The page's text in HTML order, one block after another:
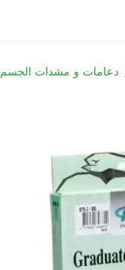
دعامات و مشدات الجسم